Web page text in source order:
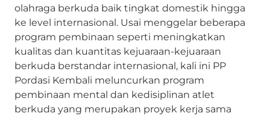
olahraga berkuda baik tingkat domestik hingga
ke level internasional. Usai menggelar beberapa
program pembinaan seperti meningkatkan
kualitas dan kuantitas kejuaraan-kejuaraan
berkuda berstandar internasional, kali ini PP
Pordasi Kembali meluncurkan program
pembinaan mental dan kedisiplinan atlet
berkuda yang merupakan proyek kerja sama